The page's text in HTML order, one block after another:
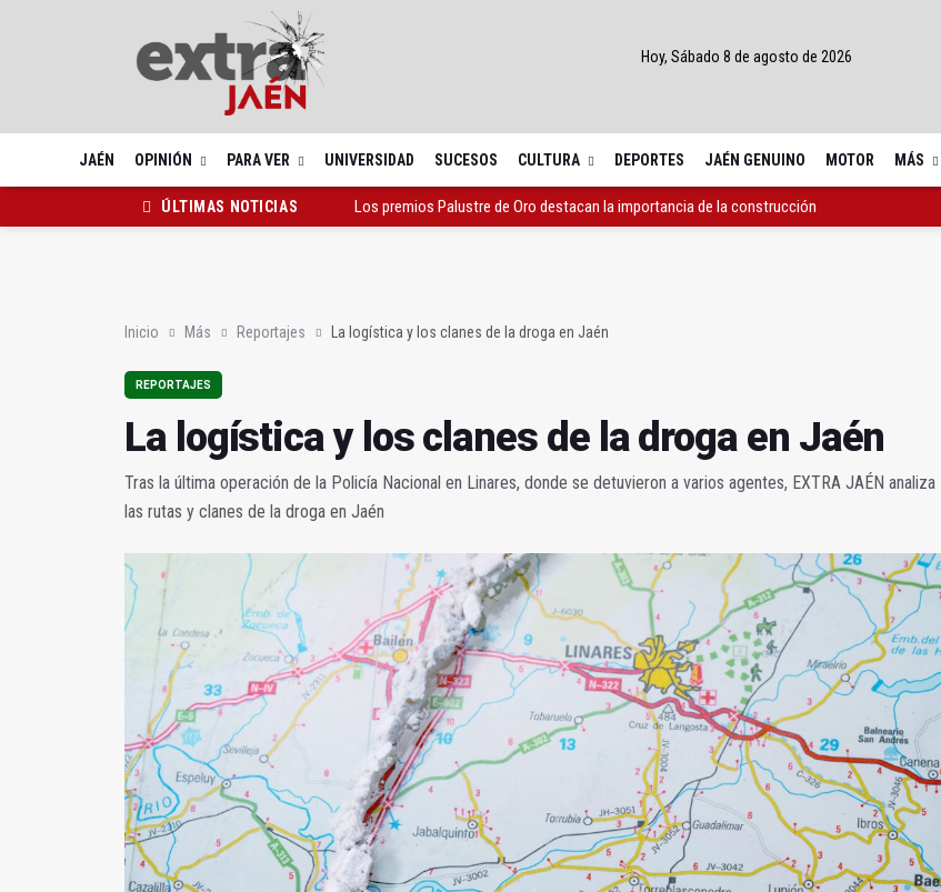
Hoy, Sábado 8 de agosto de 2026
JAÉN OPINIÓN PARA VER UNIVERSIDAD SUCESOS CULTURA DEPORTES JAÉN GENUINO MOTOR MÁS
ÚLTIMAS NOTICIAS
Los premios Palustre de Oro destacan la importancia de la construcción
Inicio Más Reportajes La logística y los clanes de la droga en Jaén
REPORTAJES
La logística y los clanes de la droga en Jaén
Tras la última operación de la Policía Nacional en Linares, donde se detuvieron a varios agentes, EXTRA JAÉN analiza
las rutas y clanes de la droga en Jaén